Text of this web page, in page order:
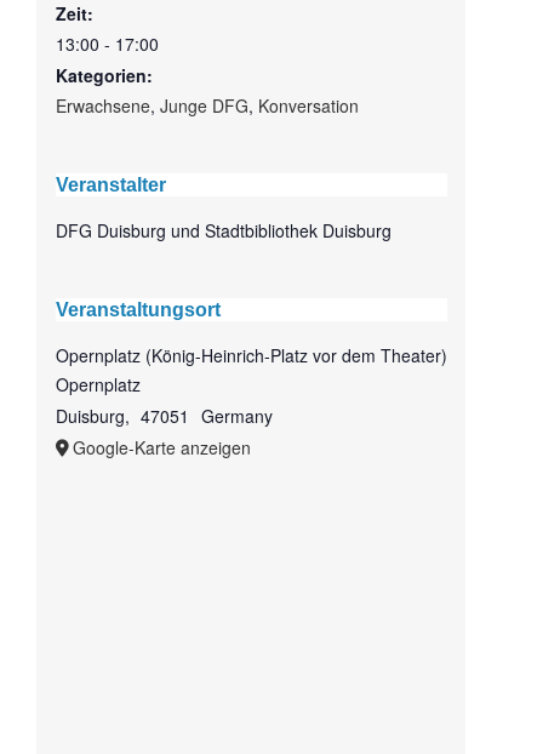
Zeit:
13:00 - 17:00
Kategorien:
Erwachsene, Junge DFG, Konversation
Veranstalter
DFG Duisburg und Stadtbibliothek Duisburg
Veranstaltungsort
Opernplatz (König-Heinrich-Platz vor dem Theater)
Opernplatz
Duisburg, 47051
Germany
Google-Karte anzeigen